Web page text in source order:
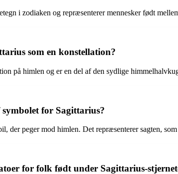
i zodiaken og repræsenterer mennesker født
som en konstellation?
på himlen og er en del af den sydlige
for Sagittarius?
der peger mod himlen. Det repræsenterer sagten,
for folk født under Sagittarius-